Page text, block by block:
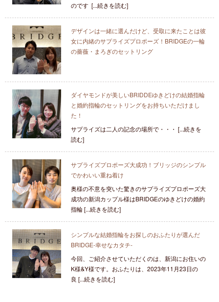
のです [...続きを読む]
デザインは一緒に選んだけど、受取に来たことは彼
女に内緒のサプライズプロポーズ！BRIDGEの一輪
の薔薇・まろぎのセットリング
ダイヤモンドが美しいBRIDDEゆきどけの結婚指輪
と婚約指輪のセットリングをお持ちいただけまし
た！
サプライズは二人の記念の場所で・・・ [...続きを
読む]
サプライズプロポーズ大成功！ブリッジのシンプル
でかわいい重ね着け
奥様の不意を突いた驚きのサプライズプロポーズ大
成功の新潟カップル様はBRIDGEのゆきどけの婚約
指輪 [...続きを読む]
シンプルな結婚指輪をお探しのおふたりが選んだ
BRIDGE-幸せなカタチ‐
今回、ご紹介させていただくのは、新潟にお住いの
K様&Y様です。おふたりは、2023年11月23日の
良 [...続きを読む]